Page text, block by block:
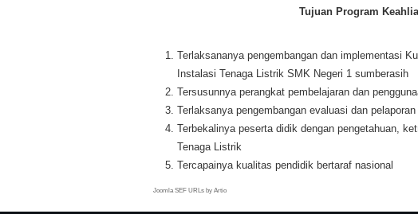
Tujuan Program
Terlaksananya pengembangan dan implementasi
Instalasi Tenaga Listrik SMK Negeri 1 sumberasih
Tersusunnya perangkat pembelajaran dan
Terlaksanya pengembangan evaluasi dan
Terbekalinya peserta didik dengan pengetahuan,
Tenaga Listrik
Tercapainya kualitas pendidik bertaraf nasional
Joomla SEF URLs by Artio